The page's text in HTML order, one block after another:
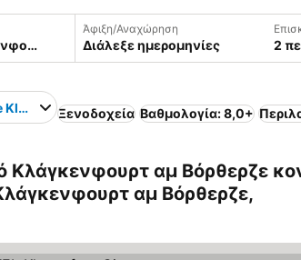
Άφιξη/Αναχώρηση
Διάλεξε ημερομηνίες 2
KlagenfurtΞενοδοχεία Βαθμολογία: 8,0+
Κλάγκενφουρτ αμ Βόρθερζε
αμ Βόρθερζε,